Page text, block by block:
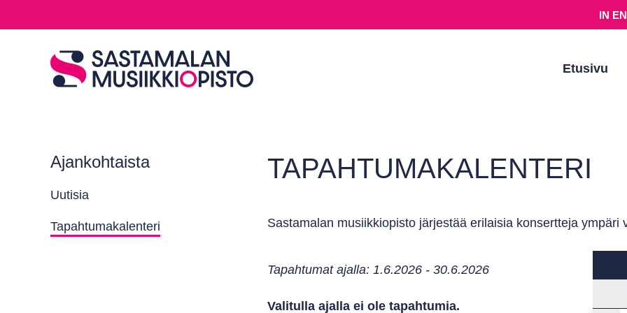
IN
Etusivu
Ajankohtaista
Uutisia
Tapahtumakalenteri
TAPAHTUMAKALENTERI
Sastamalan musiikkiopisto järjestää erilaisia konsertteja ympäri
Tapahtumat ajalla: 1.6.2026 - 30.6.2026
Valitulla ajalla ei ole tapahtumia.